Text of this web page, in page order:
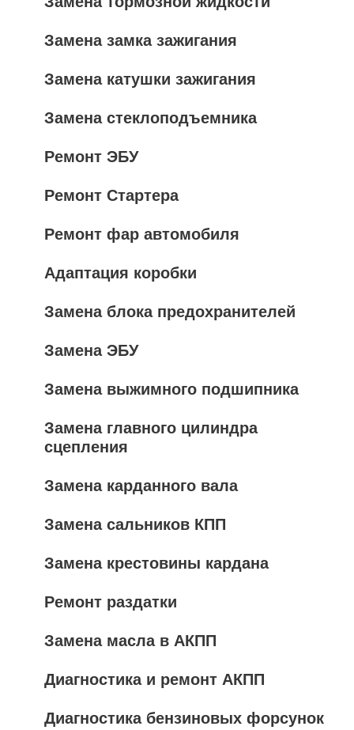
Замена замка зажигания
Замена катушки зажигания
Замена стеклоподъемника
Ремонт ЭБУ
Ремонт Стартера
Ремонт фар автомобиля
Адаптация коробки
Замена блока предохранителей
Замена ЭБУ
Замена выжимного подшипника
Замена главного цилиндра
сцепления
Замена карданного вала
Замена сальников КПП
Замена крестовины кардана
Ремонт раздатки
Замена масла в АКПП
Диагностика и ремонт АКПП
Диагностика бензиновых форсунок